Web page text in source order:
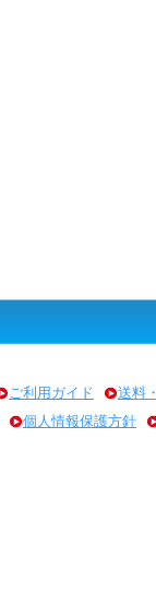
ご利用ガイド
送料
個人情報保護方針